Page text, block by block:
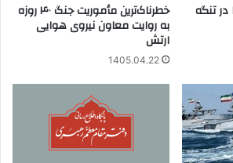
در تنگه خطرناک‌ترین مأموریت جنگ ۴۰ روزه
به روایت معاون نیروی هوایی
ارتش
1405.04.22